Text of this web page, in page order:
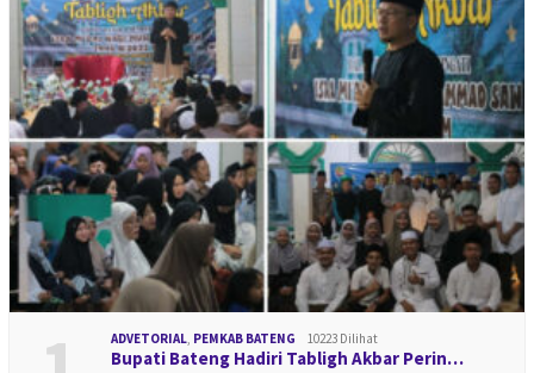
ADVETORIAL, PEMKAB BATENG 10223 Dilihat
Bupati Bateng Hadiri Tabligh Akbar Perin…